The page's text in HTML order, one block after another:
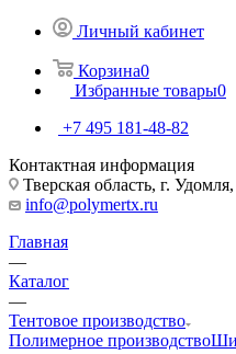
Личный кабинет
Корзина0
Избранные товары0
+7 495 181-48-82
Контактная информация
Тверская область, г.
info@polymertx.ru
Главная
—
Каталог
—
Тентовое производство
Полимерное производство